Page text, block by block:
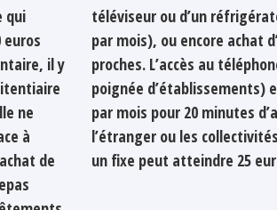
qui
euros
il y
ne
à
de
des
dans une
euros
sur
un fixe peut atteindre 25